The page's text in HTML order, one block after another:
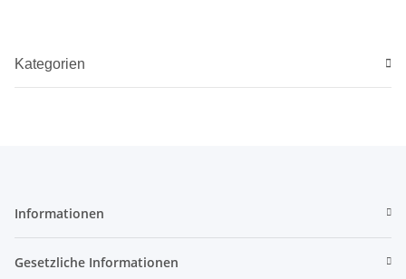
Kategorien
Informationen
Gesetzliche Informationen